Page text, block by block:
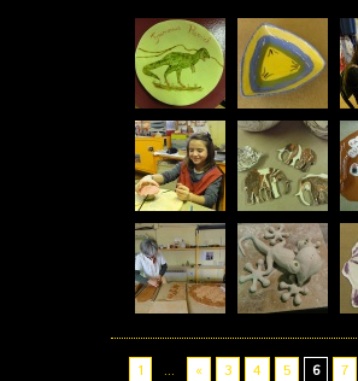
1 ... « 3 4 5 6 7